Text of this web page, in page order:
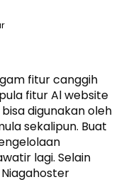
fitur canggih
fitur Al website
digunakan oleh
sekalipun. Buat
lagi. Selain